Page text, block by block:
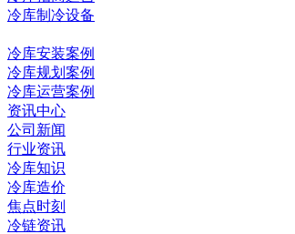
冷库制冷设备
冷库安装案例
冷库规划案例
冷库运营案例
资讯中心
公司新闻
行业资讯
冷库知识
冷库造价
焦点时刻
冷链资讯